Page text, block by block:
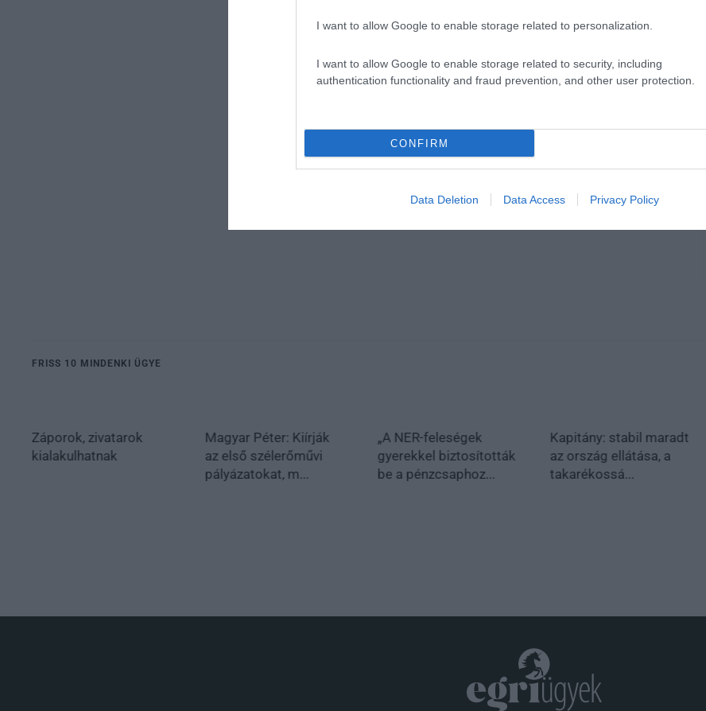
I want to allow Google to enable storage related to personalization.
I want to allow Google to enable storage related to security, including
authentication functionality and fraud prevention, and other user protection.
CONFIRM
Data Deletion Data Access Privacy Policy
FRISS 10 MINDENKI ÜGYE
Záporok, zivatarok
kialakulhatnak
Magyar Péter: Kiírják
az első szélerőművi
pályázatokat, m...
„A NER-feleségek
gyerekkel biztosították
be a pénzcsaphoz...
Kapitány: stabil maradt
az ország ellátása, a
takarékossá...